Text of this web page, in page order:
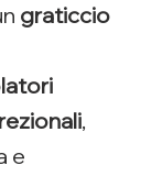
graticcio
,
e